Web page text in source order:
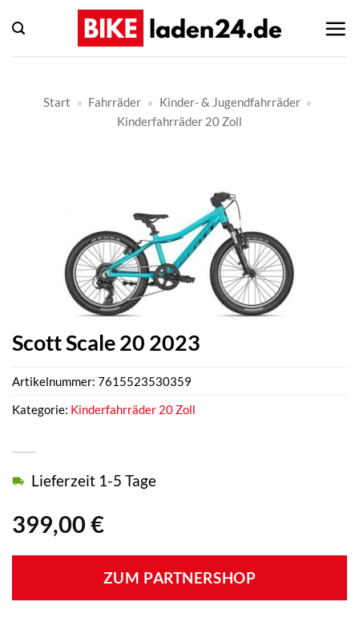
Inhalt
springen
Start » Fahrräder » Kinder- & Jugendfahrräder »
Kinderfahrräder 20 Zoll
Scott Scale 20 2023
399,00 €
Lieferzeit 1-5 Tage
ZUM PARTNERSHOP
Artikelnummer: 7615523530359
Kategorie: Kinderfahrräder 20 Zoll